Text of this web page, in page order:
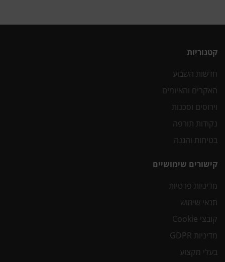
קטגוריות
חדשות השבוע
האקרים והאיומים
וירוסים וסכנות
נקודות תורפה
בטיחות והגנה
קישורים שימושיים
מדיניות פרטיות
תנאי שימוש
קובצי Cookie
מדיניות GDPR
בעלי מקצוע